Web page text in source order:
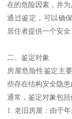
在的危险因素，并为
通过鉴定，可以确
居住者提供一个安全
二、鉴定对象
房屋危险性鉴定主
些存在结构安全隐患
通常，鉴定对象包括
1. 老旧房屋：由于